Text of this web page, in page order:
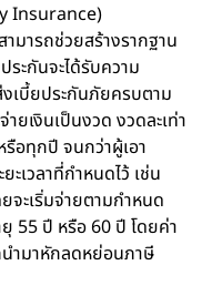
Insurance)
ารถช่วยสร้างรากฐาน
ระกันจะได้รับความ
เบี้ยประกันภัยครบตาม
ยเงินเป็นงวด งวดละเท่า
อทุกปี จนกว่าผู้เอา
เวลาที่กำหนดไว้ เช่น
จะเริ่มจ่ายตามกำหนด
55 ปี หรือ 60 ปี โดยค่า
ำมาหักลดหย่อนภาษี